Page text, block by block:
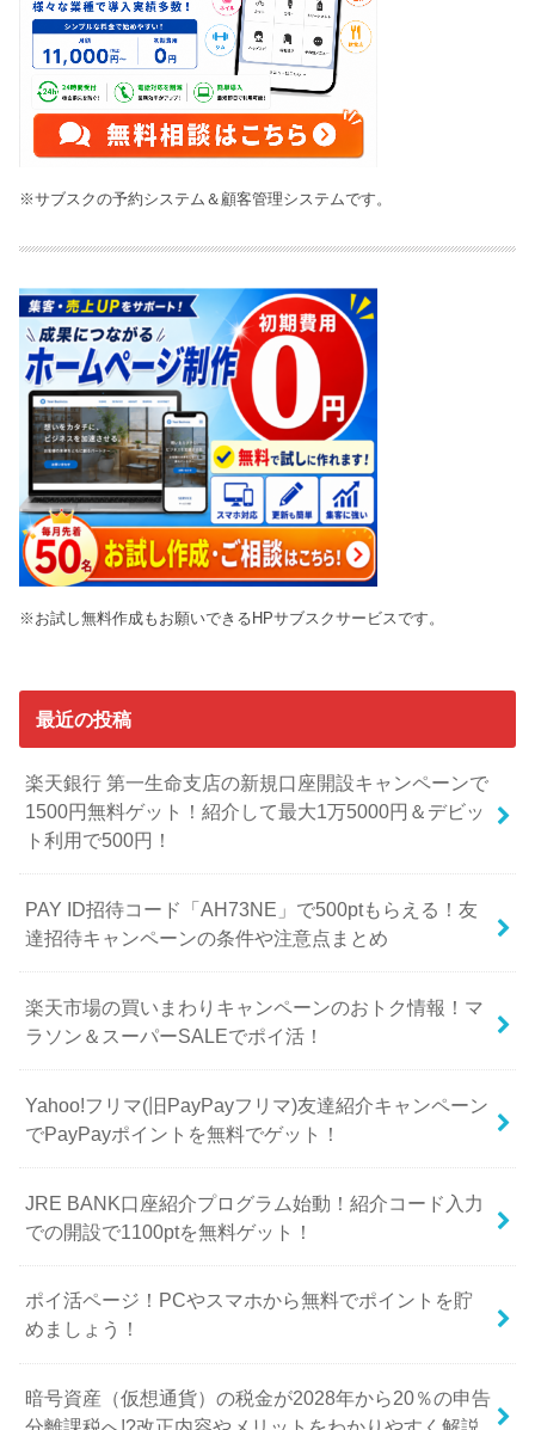
※サブスクの予約システム＆顧客管理システムです。
※お試し無料作成もお願いできるHPサブスクサービスです。
最近の投稿
楽天銀行 第一生命支店の新規口座開設キャンペーンで
1500円無料ゲット！紹介して最大1万5000円＆デビッ
ト利用で500円！
PAY ID招待コード「AH73NE」で500ptもらえる！友
達招待キャンペーンの条件や注意点まとめ
楽天市場の買いまわりキャンペーンのおトク情報！マ
ラソン＆スーパーSALEでポイ活！
Yahoo!フリマ(旧PayPayフリマ)友達紹介キャンペーン
でPayPayポイントを無料でゲット！
JRE BANK口座紹介プログラム始動！紹介コード入力
での開設で1100ptを無料ゲット！
ポイ活ページ！PCやスマホから無料でポイントを貯
めましょう！
暗号資産（仮想通貨）の税金が2028年から20％の申告